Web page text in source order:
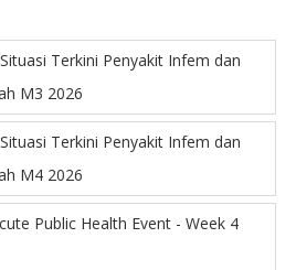
Terkini Penyakit Infem dan
M3 2026
Terkini Penyakit Infem dan
M4 2026
Public Health Event - Week 4